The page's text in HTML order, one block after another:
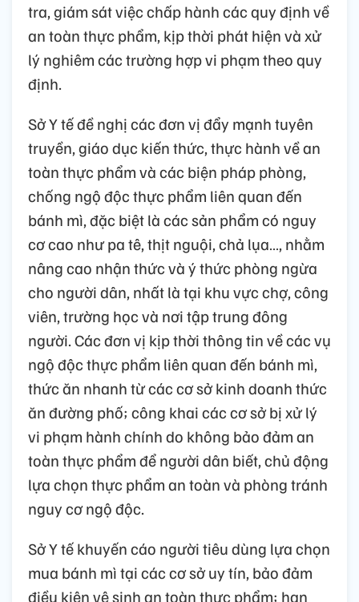
tra, giám sát việc chấp hành các quy định về
an toàn thực phẩm, kịp thời phát hiện và xử
lý nghiêm các trường hợp vi phạm theo quy
định.
Sở Y tế đề nghị các đơn vị đẩy mạnh tuyên
truyền, giáo dục kiến thức, thực hành về an
toàn thực phẩm và các biện pháp phòng,
chống ngộ độc thực phẩm liên quan đến
bánh mì, đặc biệt là các sản phẩm có nguy
cơ cao như pa tê, thịt nguội, chả lụa…, nhằm
nâng cao nhận thức và ý thức phòng ngừa
cho người dân, nhất là tại khu vực chợ, công
viên, trường học và nơi tập trung đông
người. Các đơn vị kịp thời thông tin về các vụ
ngộ độc thực phẩm liên quan đến bánh mì,
thức ăn nhanh từ các cơ sở kinh doanh thức
ăn đường phố; công khai các cơ sở bị xử lý
vi phạm hành chính do không bảo đảm an
toàn thực phẩm để người dân biết, chủ động
lựa chọn thực phẩm an toàn và phòng tránh
nguy cơ ngộ độc.
Sở Y tế khuyến cáo người tiêu dùng lựa chọn
mua bánh mì tại các cơ sở uy tín, bảo đảm
điều kiện vệ sinh an toàn thực phẩm; hạn